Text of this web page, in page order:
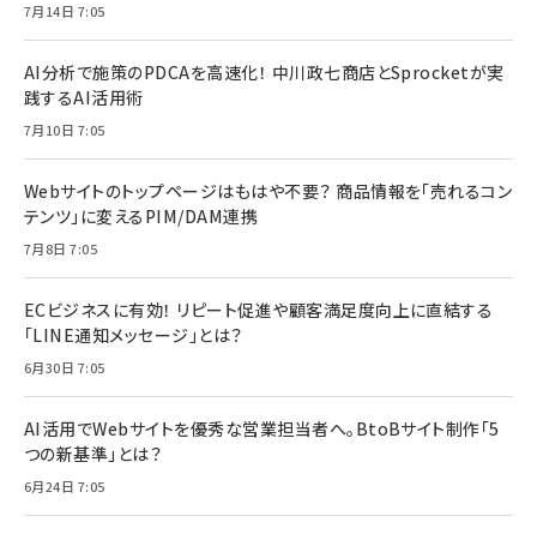
7月14日 7:05
AI分析で施策のPDCAを高速化！ 中川政七商店とSprocketが実
践するAI活用術
7月10日 7:05
Webサイトのトップページはもはや不要？ 商品情報を「売れるコン
テンツ」に変えるPIM/DAM連携
7月8日 7:05
ECビジネスに有効！ リピート促進や顧客満足度向上に直結する
「LINE通知メッセージ」とは？
6月30日 7:05
AI活用でWebサイトを優秀な営業担当者へ。BtoBサイト制作「5
つの新基準」とは？
6月24日 7:05